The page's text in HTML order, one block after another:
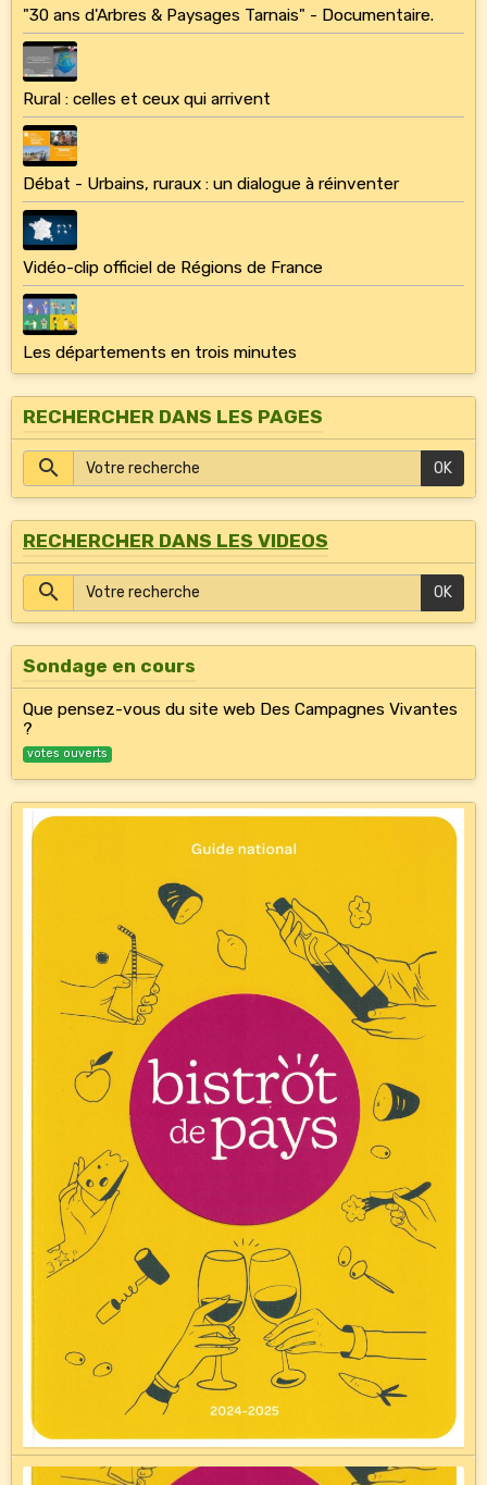
"30 ans d'Arbres & Paysages Tarnais" - Documentaire.
Rural : celles et ceux qui arrivent
Débat - Urbains, ruraux : un dialogue à réinventer
Vidéo-clip officiel de Régions de France
Les départements en trois minutes
RECHERCHER DANS LES PAGES
OK
RECHERCHER DANS LES VIDEOS
OK
Sondage en cours
Que pensez-vous du site web Des Campagnes Vivantes
?
votes ouverts